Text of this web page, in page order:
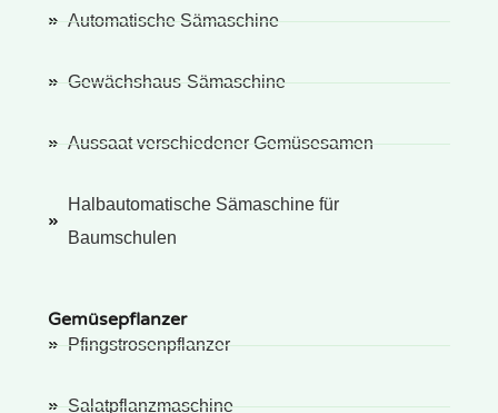
Automatische Sämaschine
Gewächshaus-Sämaschine
Aussaat verschiedener Gemüsesamen
Halbautomatische Sämaschine für
Baumschulen
Gemüsepflanzer
Pfingstrosenpflanzer
Salatpflanzmaschine